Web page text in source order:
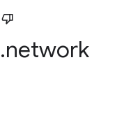
.network